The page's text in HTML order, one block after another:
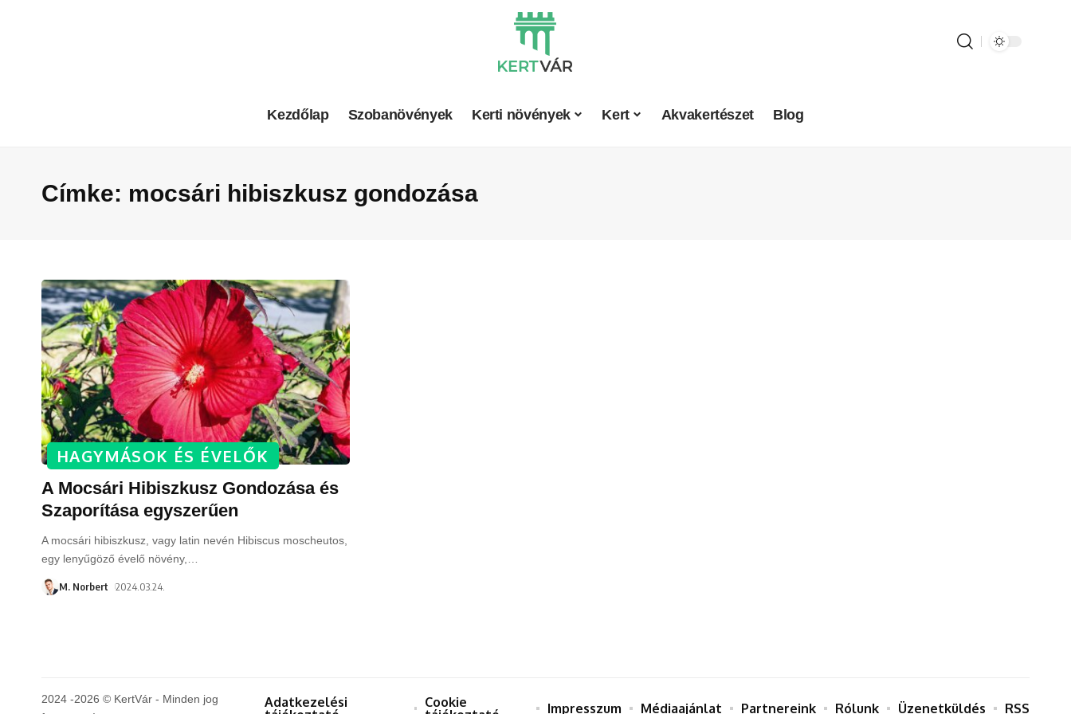
Kezdőlap Szobanövények Kerti növények Kert Akvakertészet Blog
Címke: mocsári hibiszkusz gondozása
HAGYMÁSOK ÉS ÉVELŐK
A Mocsári Hibiszkusz Gondozása és
Szaporítása egyszerűen
A mocsári hibiszkusz, vagy latin nevén Hibiscus moscheutos,
egy lenyűgöző évelő növény,
M. Norbert 2024.03.24.
2024 -2026 © KertVár - Minden jog
Adatkezelési
Cookie
Impresszum Médiaajánlat Partnereink Rólunk Üzenetküldés RSS